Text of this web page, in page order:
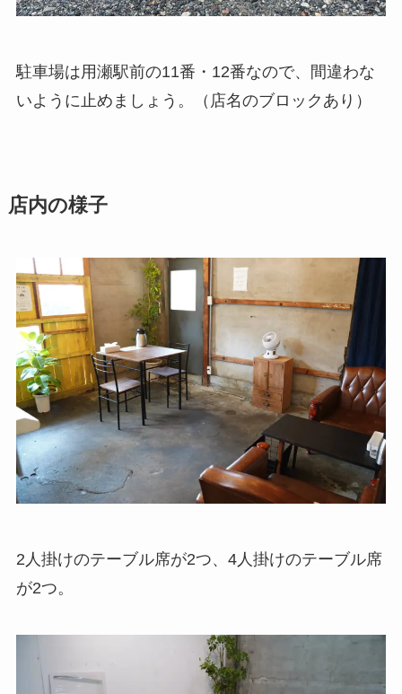
駐車場は用瀬駅前の11番・12番なので、間違わな
いように止めましょう。（店名のブロックあり）
店内の様子
2人掛けのテーブル席が2つ、4人掛けのテーブル席
が2つ。